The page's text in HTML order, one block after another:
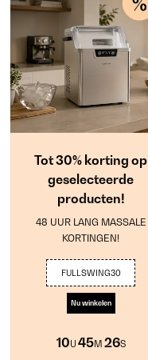
Tot 30% korting op
geselecteerde
producten!
48 UUR LANG MASSALE
KORTINGEN!
FULLSWING30
Nu winkelen
10U 45M 25S